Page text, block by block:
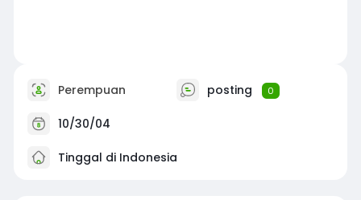
Perempuan posting 0
10/30/04
Tinggal di Indonesia